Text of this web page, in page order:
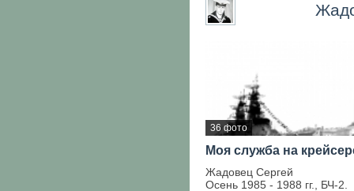
36 фото
Моя служба на
Жадовец Сергей
Осень 1985 - 1988 гг., БЧ-2.